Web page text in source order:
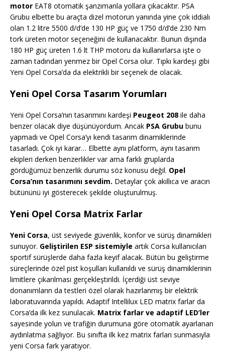
motor EAT8 otomatik şanzımanla yollara çıkacaktır. PSA
Grubu elbette bu araçta dizel motorun yanında yine çok iddialı
olan 1.2 litre 5500 d/d’de 130 HP güç ve 1750 d/d’de 230 Nm
tork üreten motor seçeneğini de kullanacaktır. Bunun dışında
180 HP güç üreten 1.6 lt THP motoru da kullanırlarsa işte o
zaman tadından yenmez bir Opel Corsa olur. Tıpkı kardeşi gibi
Yeni Opel Corsa’da da elektrikli bir seçenek de olacak.
Yeni Opel Corsa Tasarım Yorumları
Yeni Opel Corsa’nın tasarımını kardeşi Peugeot 208 ile daha
benzer olacak diye düşünüyordum. Ancak PSA Grubu bunu
yapmadı ve Opel Corsa’yı kendi tasarım dinamiklerinde
tasarladı. Çok iyi karar… Elbette aynı platform, aynı tasarım
ekipleri derken benzerlikler var ama farklı gruplarda
gördüğümüz benzerlik durumu söz konusu değil. Opel
Corsa’nın tasarımını sevdim. Detaylar çok akıllıca ve aracın
bütününü iyi gösterecek şekilde oluşturulmuş.
Yeni Opel Corsa Matrix Farlar
Yeni Corsa, üst seviyede güvenlik, konfor ve sürüş dinamikleri
sunuyor. Geliştirilen ESP sistemiyle artık Corsa kullanıcıları
sportif sürüşlerde daha fazla keyif alacak. Bütün bu geliştirme
süreçlerinde özel pist koşulları kullanıldı ve sürüş dinamiklerinin
limitlere çıkarılması gerçekleştirildi. İçerdiği üst seviye
donanımların da testleri özel olarak hazırlanmış bir elektrik
laboratuvarında yapıldı. Adaptif Intellilux LED matrix farlar da
Corsa’da ilk kez sunulacak. Matrix farlar ve adaptif LED’ler
sayesinde yolun ve trafiğin durumuna göre otomatik ayarlanan
aydınlatma sağlıyor. Bu sınıfta ilk kez matrix farları sunmasıyla
yeni Corsa fark yaratıyor.